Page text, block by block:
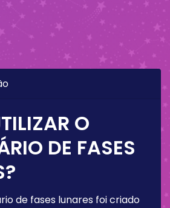
O
DE FASES
de fases lunares foi criado